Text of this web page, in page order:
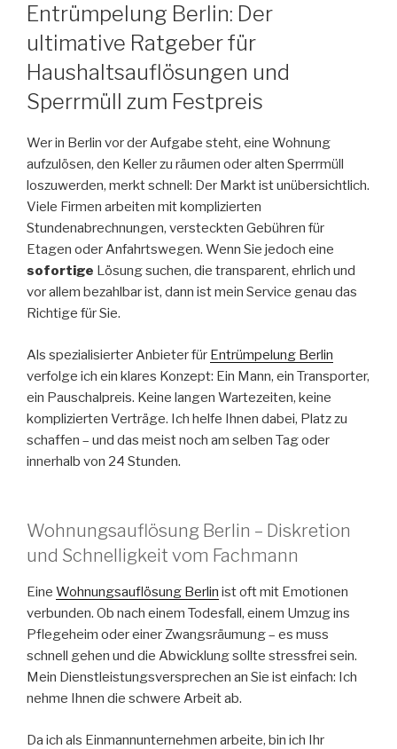
Entrümpelung Berlin: Der
ultimative Ratgeber für
Haushaltsauflösungen und
Sperrmüll zum Festpreis
Wer in Berlin vor der Aufgabe steht, eine Wohnung
aufzulösen, den Keller zu räumen oder alten Sperrmüll
loszuwerden, merkt schnell: Der Markt ist unübersichtlich.
Viele Firmen arbeiten mit komplizierten
Stundenabrechnungen, versteckten Gebühren für
Etagen oder Anfahrtswegen. Wenn Sie jedoch eine
sofortige Lösung suchen, die transparent, ehrlich und
vor allem bezahlbar ist, dann ist mein Service genau das
Richtige für Sie.
Als spezialisierter Anbieter für Entrümpelung Berlin
verfolge ich ein klares Konzept: Ein Mann, ein Transporter,
ein Pauschalpreis. Keine langen Wartezeiten, keine
komplizierten Verträge. Ich helfe Ihnen dabei, Platz zu
schaffen – und das meist noch am selben Tag oder
innerhalb von 24 Stunden.
Wohnungsauflösung Berlin – Diskretion
und Schnelligkeit vom Fachmann
Eine Wohnungsauflösung Berlin ist oft mit Emotionen
verbunden. Ob nach einem Todesfall, einem Umzug ins
Pflegeheim oder einer Zwangsräumung – es muss
schnell gehen und die Abwicklung sollte stressfrei sein.
Mein Dienstleistungsversprechen an Sie ist einfach: Ich
nehme Ihnen die schwere Arbeit ab.
Da ich als Einmannunternehmen arbeite, bin ich Ihr